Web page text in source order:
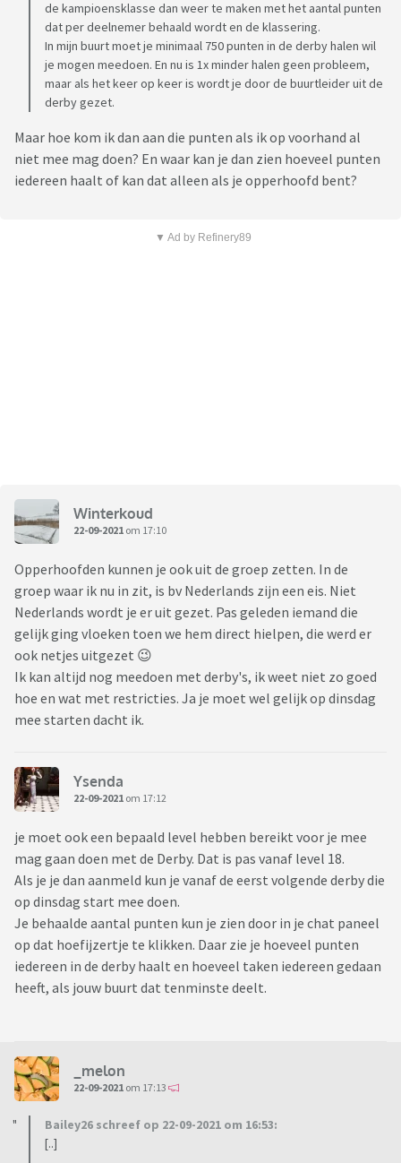
de kampioensklasse dan weer te maken met het aantal punten
dat per deelnemer behaald wordt en de klassering.
In mijn buurt moet je minimaal 750 punten in de derby halen wil
je mogen meedoen. En nu is 1x minder halen geen probleem,
maar als het keer op keer is wordt je door de buurtleider uit de
derby gezet.
Maar hoe kom ik dan aan die punten als ik op voorhand al
niet mee mag doen? En waar kan je dan zien hoeveel punten
iedereen haalt of kan dat alleen als je opperhoofd bent?
▼ Ad by Refinery89
Winterkoud
22-09-2021 om 17:10
Opperhoofden kunnen je ook uit de groep zetten. In de
groep waar ik nu in zit, is bv Nederlands zijn een eis. Niet
Nederlands wordt je er uit gezet. Pas geleden iemand die
gelijk ging vloeken toen we hem direct hielpen, die werd er
ook netjes uitgezet 😉
Ik kan altijd nog meedoen met derby's, ik weet niet zo goed
hoe en wat met restricties. Ja je moet wel gelijk op dinsdag
mee starten dacht ik.
Ysenda
22-09-2021 om 17:12
je moet ook een bepaald level hebben bereikt voor je mee
mag gaan doen met de Derby. Dat is pas vanaf level 18.
Als je je dan aanmeld kun je vanaf de eerst volgende derby die
op dinsdag start mee doen.
Je behaalde aantal punten kun je zien door in je chat paneel
op dat hoefijzertje te klikken. Daar zie je hoeveel punten
iedereen in de derby haalt en hoeveel taken iedereen gedaan
heeft, als jouw buurt dat tenminste deelt.
_melon
22-09-2021 om 17:13
Bailey26 schreef op 22-09-2021 om 16:53:
[..]